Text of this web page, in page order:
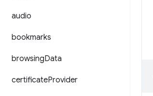
audio
bookmarks
browsingData
certificateProvider